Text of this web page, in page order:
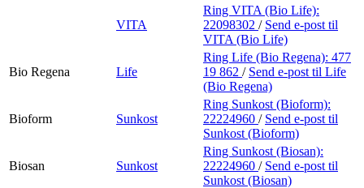
VITA
Ring VITA (Bio Life):
22098302 / Send e-post til
VITA (Bio Life)
Bio Regena Life
Ring Life (Bio Regena): 477
19 862 / Send e-post til Life
(Bio Regena)
Bioform Sunkost
Ring Sunkost (Bioform):
22224960 / Send e-post til
Sunkost (Bioform)
Biosan Sunkost
Ring Sunkost (Biosan):
22224960 / Send e-post til
Sunkost (Biosan)